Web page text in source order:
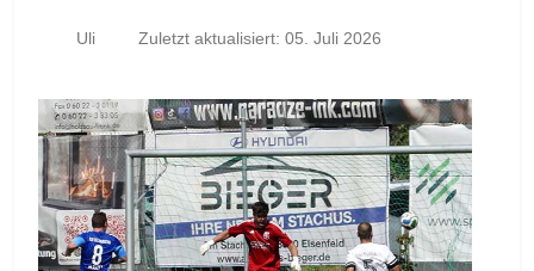
Uli Zuletzt aktualisiert: 05. Juli 2026